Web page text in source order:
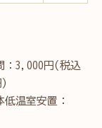
：3,000円(税込
)
温室安置：